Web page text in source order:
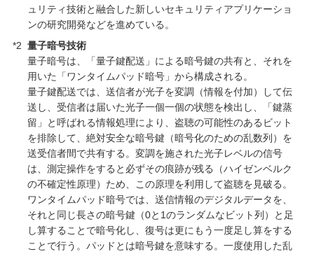
ュリティ技術と融合した新しいセキュリティアプリケーショ
ンの研究開発などを進めている。
*2 量子暗号技術
量子暗号は、「量子鍵配送」による暗号鍵の共有と、それを
用いた「ワンタイムパッド暗号」から構成される。
量子鍵配送では、送信者が光子を変調（情報を付加）して伝
送し、受信者は届いた光子一個一個の状態を検出し、「鍵蒸
留」と呼ばれる情報処理により、盗聴の可能性のあるビット
を排除して、絶対安全な暗号鍵（暗号化のための乱数列）を
送受信者間で共有する。変調を施された光子レベルの信号
は、測定操作をすると必ずその痕跡が残る（ハイゼンベルク
の不確定性原理）ため、この原理を利用して盗聴を見破る。
ワンタイムパッド暗号では、送信情報のデジタルデータを、
それと同じ長さの暗号鍵（0と1のランダムなビット列）と足
し算することで暗号化し、復号は更にもう一度足し算をする
ことで行う。パッドとは暗号鍵を意味する。一度使用した乱